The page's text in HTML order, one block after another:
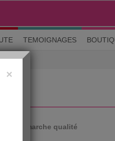
M'inscrire| Me connecter|
TEMOIGNAGES
Démarche qualité
×